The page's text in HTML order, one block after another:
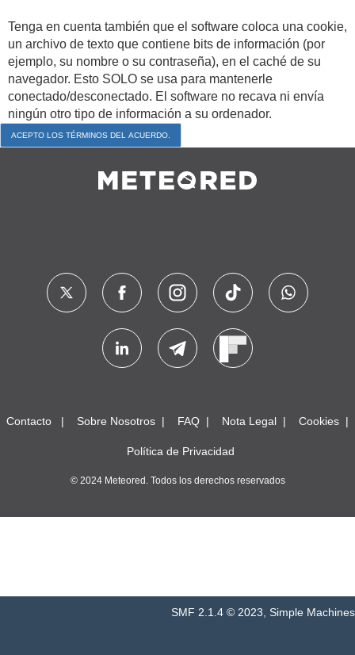
Tenga en cuenta también que el software coloca una cookie,
un archivo de texto que contiene bits de información (por
ejemplo, su nombre o su contraseña), en el caché de su
navegador. Esto SOLO se usa para mantenerle
conectado/desconectado. El software no recava ni envía
ningún otro tipo de información a su ordenador.
Contacto Sobre Nosotros FAQ Nota Legal Cookies
Política de Privacidad
© 2024 Meteored. Todos los derechos reservados
SMF 2.1.4 © 2023 Simple Machines